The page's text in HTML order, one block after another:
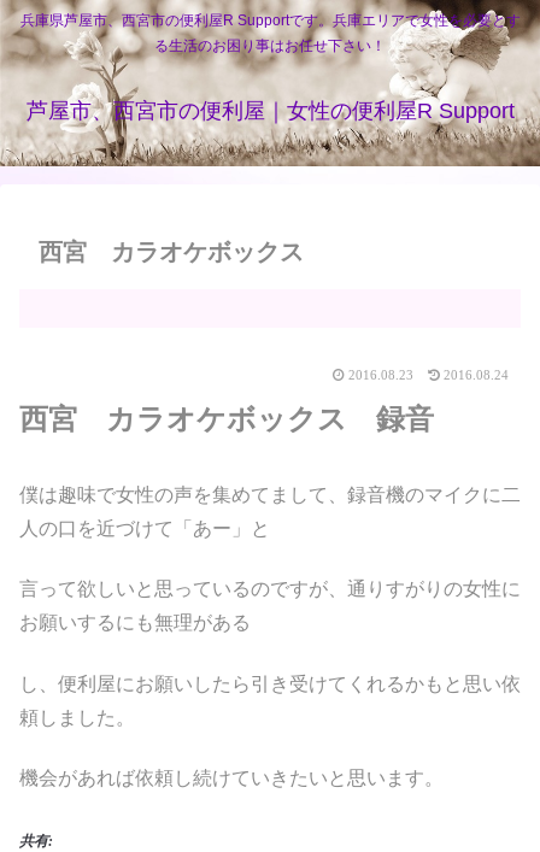
兵庫県芦屋市、西宮市の便利屋R Supportです。兵庫エリアで女性を必要とす
る生活のお困り事はお任せ下さい！
芦屋市、西宮市の便利屋｜女性の便利屋R Support
西宮 カラオケボックス
2016.08.23 2016.08.24
西宮 カラオケボックス 録音
僕は趣味で女性の声を集めてまして、録音機のマイクに二
人の口を近づけて「あー」と
言って欲しいと思っているのですが、通りすがりの女性に
お願いするにも無理がある
し、便利屋にお願いしたら引き受けてくれるかもと思い依
頼しました。
機会があれば依頼し続けていきたいと思います。
共有: